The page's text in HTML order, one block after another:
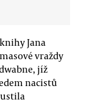
Jana
vraždy
jíž
nacistů